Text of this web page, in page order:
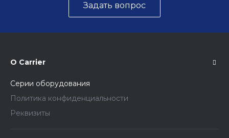
Задать вопрос
О Carrier
Серии оборудования
Политика конфиденциальности
Реквизиты